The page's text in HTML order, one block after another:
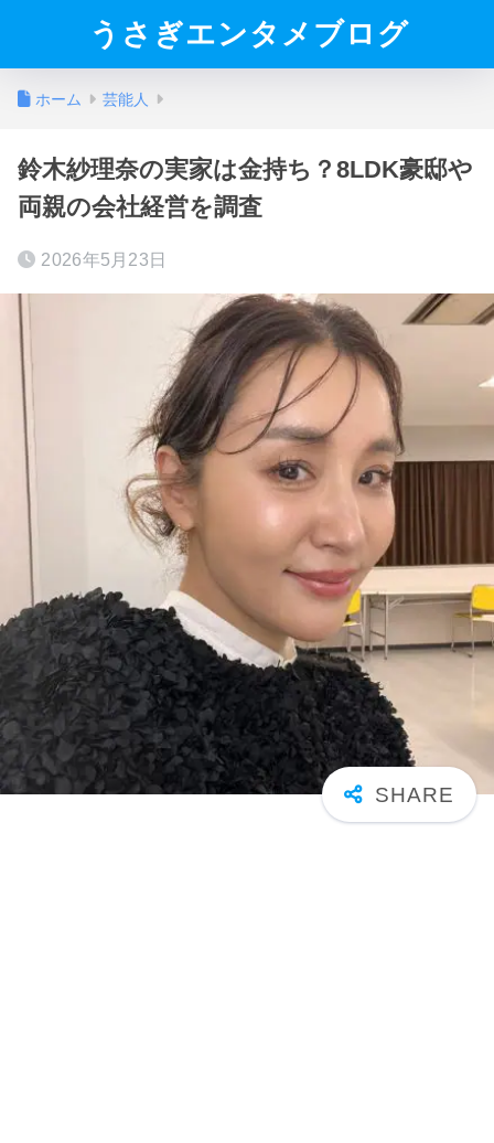
うさぎエンタメブログ
ホーム 芸能人
鈴木紗理奈の実家は金持ち？8LDK豪邸や
両親の会社経営を調査
2026年5月23日